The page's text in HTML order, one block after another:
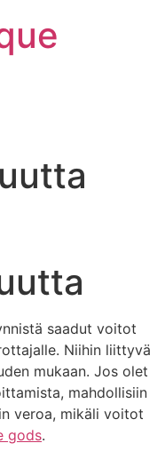
saadut voitot
Niihin liittyvä
mukaan. Jos olet
mahdollisiin
veroa, mikäli voitot
gods.